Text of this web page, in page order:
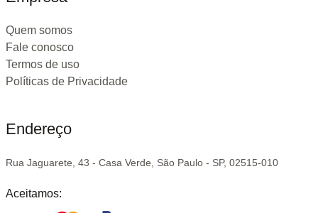
Quem somos
Fale conosco
Termos de uso
Políticas de Privacidade
Endereço
Rua Jaguarete, 43 - Casa Verde, São Paulo - SP, 02515-010
Aceitamos: